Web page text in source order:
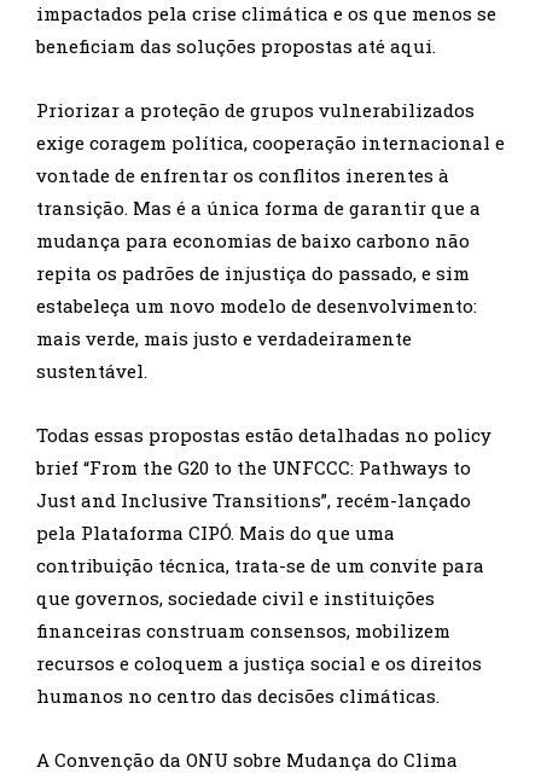
impactados pela crise climática e os que menos se
beneficiam das soluções propostas até aqui.
Priorizar a proteção de grupos vulnerabilizados
exige coragem política, cooperação internacional e
vontade de enfrentar os conflitos inerentes à
transição. Mas é a única forma de garantir que a
mudança para economias de baixo carbono não
repita os padrões de injustiça do passado, e sim
estabeleça um novo modelo de desenvolvimento:
mais verde, mais justo e verdadeiramente
sustentável.
Todas essas propostas estão detalhadas no policy
brief “From the G20 to the UNFCCC: Pathways to
Just and Inclusive Transitions”, recém-lançado
pela Plataforma CIPÓ. Mais do que uma
contribuição técnica, trata-se de um convite para
que governos, sociedade civil e instituições
financeiras construam consensos, mobilizem
recursos e coloquem a justiça social e os direitos
humanos no centro das decisões climáticas.
A Convenção da ONU sobre Mudança do Clima